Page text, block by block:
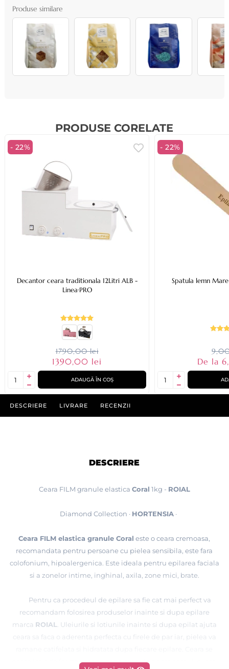
Produse similare
PRODUSE CORELATE
- 22%
Decantor ceara traditionala 12Litri ALB -
Linea·PRO
1790,00 lei
1390,00 lei
ADAUGĂ ÎN COȘ
- 22%
Spatula lemn
De la
DESCRIERE LIVRARE RECENZII
DESCRIERE
Ceara FILM granule elastica Coral 1kg - ROIAL
Diamond Collection · HORTENSIA·
Ceara FILM elastica granule Coral este o ceara cremoasa,
recomandata pentru persoane cu pielea sensibila, este fara
colofonium, hipoalergenica. Este ideala pentru epilarea faciala
si a zonelor intime, inghinal, axila, zone mici, brate.
Pentru ca procedeul de epilare sa fie cat mai perfect va
recomandam folosirea produselor inainte si dupa epilare
marca ROIAL. Uleiurile si lotiunile inainte si dupa epilat ajuta
ceara sa faca o aderenta perfecta cu firele de par iar, pielea va
poate intinde foarte usor pe zone mari de pe tot corpul, puteti